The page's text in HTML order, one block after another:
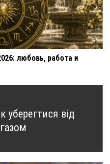
любовь, работа и
уберегтися від